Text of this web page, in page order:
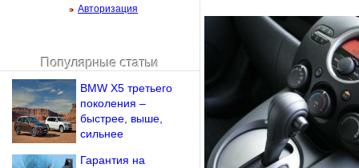
Авторизация
Напомнить пароль?
Популярные статьи
BMW X5 третьего
поколения –
быстрее, выше,
сильнее
Гарантия на